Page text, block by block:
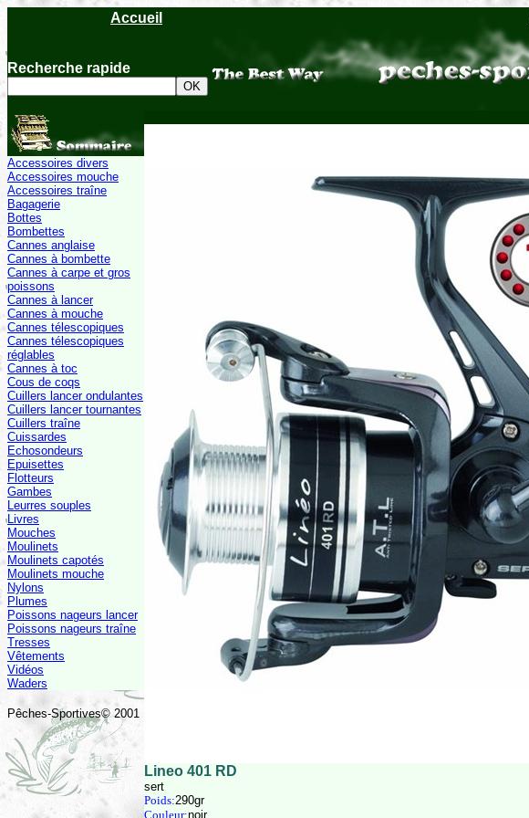
Accueil
Recherche rapide
Accessoires divers
Accessoires mouche
Accessoires traîne
Bagagerie
Bottes
Bombettes
Cannes anglaise
Cannes à bombette
Cannes à carpe et gros
poissons
Cannes à lancer
Cannes à mouche
Cannes télescopiques
Cannes télescopiques
réglables
Cannes à toc
Cous de coqs
Cuillers lancer ondulantes
Cuillers lancer tournantes
Cuillers traîne
Cuissardes
Echosondeurs
Epuisettes
Flotteurs
Gambes
Leurres souples
Livres
Mouches
Moulinets
Moulinets capotés
Moulinets mouche
Nylons
Plumes
Poissons nageurs lancer
Poissons nageurs traîne
Tresses
Vêtements
Vidéos
Waders
Pêches-Sportives© 2001
Lineo 401 RD
sert
Poids:290gr
Couleur:noir